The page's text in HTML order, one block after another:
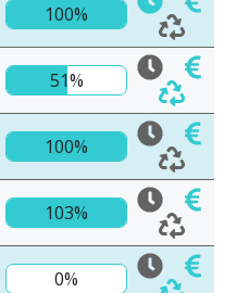
100%
51%
100%
103%
0%